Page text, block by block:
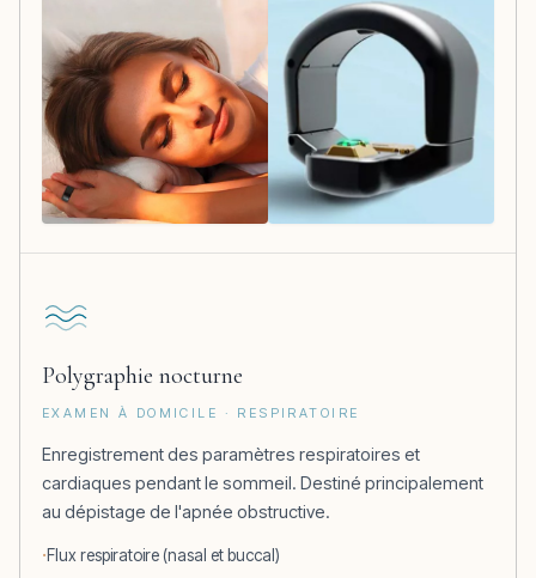
Polygraphie nocturne
EXAMEN À DOMICILE · RESPIRATOIRE
Enregistrement des paramètres respiratoires et
cardiaques pendant le sommeil. Destiné principalement
au dépistage de l'apnée obstructive.
Flux respiratoire (nasal et buccal)